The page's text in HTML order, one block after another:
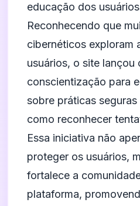
educação dos
Reconhecendo que
cibernéticos exploram
usuários, o site lançou
conscientização para
sobre práticas
como reconhecer
Essa iniciativa não
proteger os usuários,
fortalece a
plataforma,